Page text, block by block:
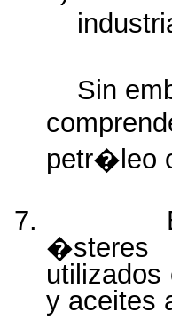
Sin
petr�leo
7.
�steres
y aceites